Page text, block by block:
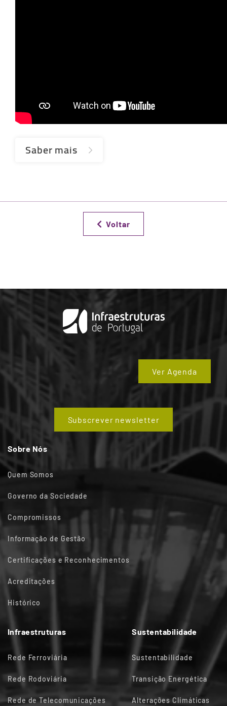
Saber mais
Voltar
Ver Agenda
Subscrever newsletter
Sobre Nós
Quem Somos
Governo da Sociedade
Compromissos
Informação de Gestão
Certificações e Reconhecimentos
Acreditações
Histórico
Infraestruturas
Rede Ferroviária
Rede Rodoviária
Rede de Telecomunicações
Sustentabilidade
Sustentabilidade
Transição Energética
Alterações Climáticas